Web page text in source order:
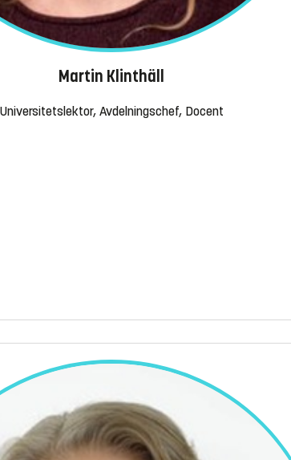
Martin Klinthäll
Universitetslektor, Avdelningschef, Docent